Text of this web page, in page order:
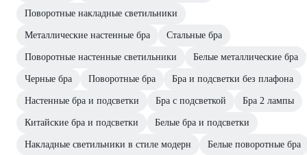
Поворотные накладные светильники
Металлические настенные бра Стальные бра
Поворотные настенные светильники Белые металлические бра
Черные бра Поворотные бра Бра и подсветки без плафона
Настенные бра и подсветки Бра с подсветкой Бра 2 лампы
Китайские бра и подсветки Белые бра и подсветки
Накладные светильники в стиле модерн Белые поворотные бра